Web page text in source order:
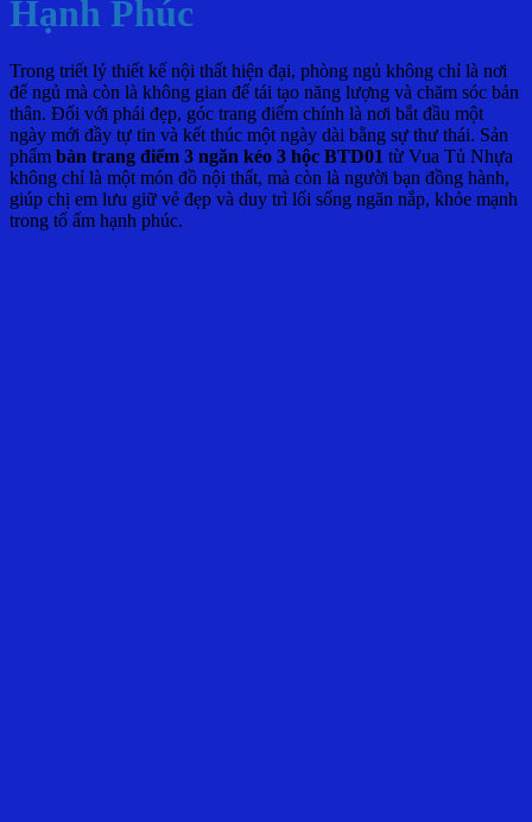
Hạnh Phúc
Trong triết lý thiết kế nội thất hiện đại, phòng ngủ không chỉ là nơi
để ngủ mà còn là không gian để tái tạo năng lượng và chăm sóc bản
thân. Đối với phái đẹp, góc trang điểm chính là nơi bắt đầu một
ngày mới đầy tự tin và kết thúc một ngày dài bằng sự thư thái. Sản
phẩm bàn trang điểm 3 ngăn kéo 3 hộc BTD01 từ Vua Tủ Nhựa
không chỉ là một món đồ nội thất, mà còn là người bạn đồng hành,
giúp chị em lưu giữ vẻ đẹp và duy trì lối sống ngăn nắp, khỏe mạnh
trong tổ ấm hạnh phúc.